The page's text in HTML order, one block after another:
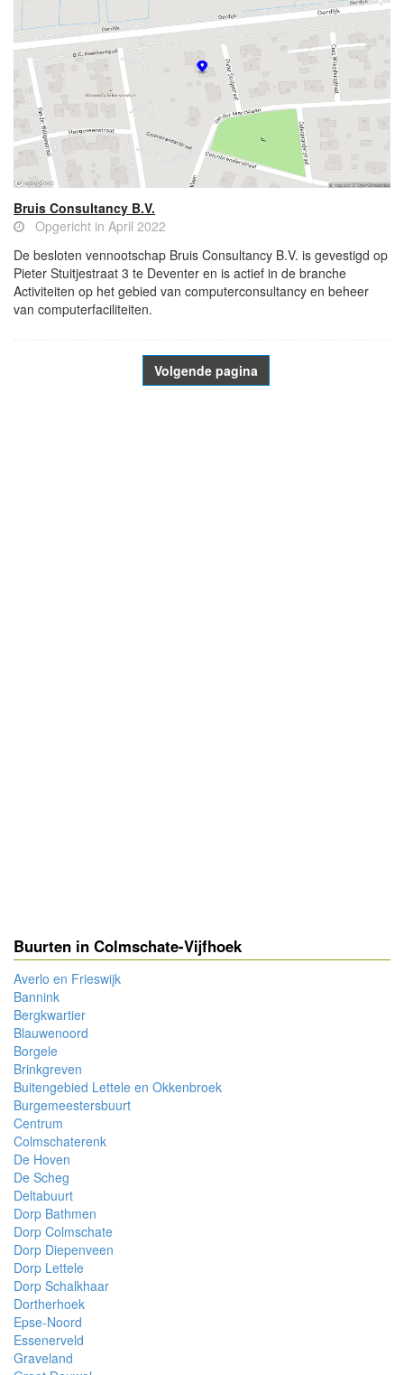
Bruis Consultancy B.V.
Opgericht in April 2022
De besloten vennootschap Bruis Consultancy B.V. is gevestigd op
Pieter Stuitjestraat 3 te Deventer en is actief in de branche
Activiteiten op het gebied van computerconsultancy en beheer
van computerfaciliteiten.
Volgende pagina
Buurten in Colmschate-Vijfhoek
Averlo en Frieswijk
Bannink
Bergkwartier
Blauwenoord
Borgele
Brinkgreven
Buitengebied Lettele en Okkenbroek
Burgemeestersbuurt
Centrum
Colmschaterenk
De Hoven
De Scheg
Deltabuurt
Dorp Bathmen
Dorp Colmschate
Dorp Diepenveen
Dorp Lettele
Dorp Schalkhaar
Dortherhoek
Epse-Noord
Essenerveld
Graveland